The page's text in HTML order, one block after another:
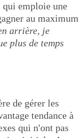
qui emploie une
au maximum
arrière, je
plus de temps
de gérer les
tendance à
qui n'ont pas